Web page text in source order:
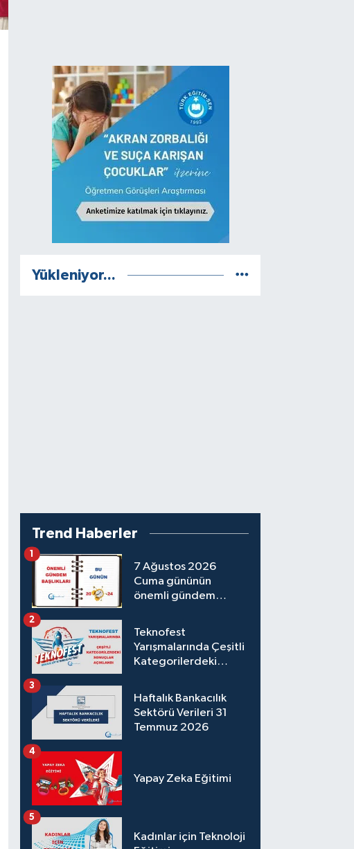
Yükleniyor...
Trend Haberler
7 Ağustos 2026
Cuma gününün
önemli gündem
1
Teknofest
Yarışmalarında Çeşitli
Kategorilerdeki
2
Haftalık Bankacılık
Sektörü Verileri 31
Temmuz 2026
3
Yapay Zeka Eğitimi
4
Kadınlar için Teknoloji
5